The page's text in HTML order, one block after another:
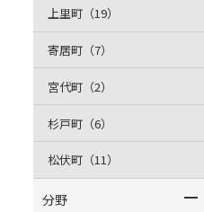
上里町（19）
寄居町（7）
宮代町（2）
杉戸町（6）
松伏町（11）
分野